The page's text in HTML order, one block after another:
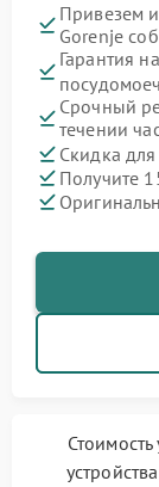
Привезем
Gorenje
Гарантия
Срочный
течении
Скидка
Получите
Стоимость
устройства